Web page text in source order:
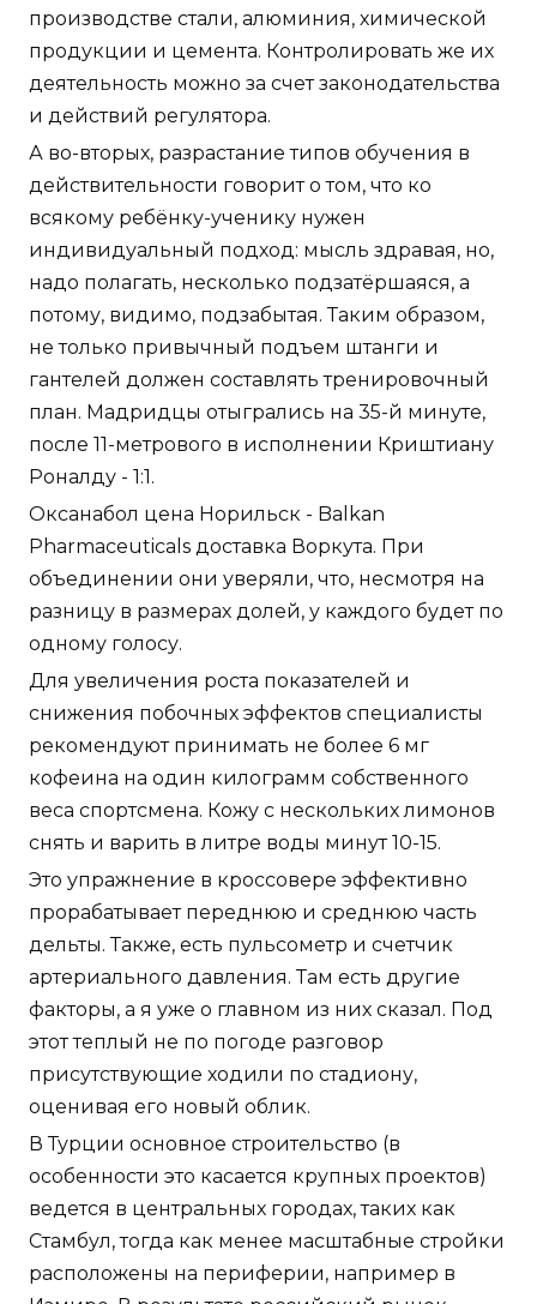
производстве стали, алюминия, химической
продукции и цемента. Контролировать же их
деятельность можно за счет законодательства
и действий регулятора.
А во-вторых, разрастание типов обучения в
действительности говорит о том, что ко
всякому ребёнку-ученику нужен
индивидуальный подход: мысль здравая, но,
надо полагать, несколько подзатёршаяся, а
потому, видимо, подзабытая. Таким образом,
не только привычный подъем штанги и
гантелей должен составлять тренировочный
план. Мадридцы отыгрались на 35-й минуте,
после 11-метрового в исполнении Криштиану
Роналду - 1:1.
Оксанабол цена Норильск - Balkan
Pharmaceuticals доставка Воркута. При
объединении они уверяли, что, несмотря на
разницу в размерах долей, у каждого будет по
одному голосу.
Для увеличения роста показателей и
снижения побочных эффектов специалисты
рекомендуют принимать не более 6 мг
кофеина на один килограмм собственного
веса спортсмена. Кожу с нескольких лимонов
снять и варить в литре воды минут 10-15.
Это упражнение в кроссовере эффективно
прорабатывает переднюю и среднюю часть
дельты. Также, есть пульсометр и счетчик
артериального давления. Там есть другие
факторы, а я уже о главном из них сказал. Под
этот теплый не по погоде разговор
присутствующие ходили по стадиону,
оценивая его новый облик.
В Турции основное строительство (в
особенности это касается крупных проектов)
ведется в центральных городах, таких как
Стамбул, тогда как менее масштабные стройки
расположены на периферии, например в